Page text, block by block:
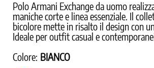
Polo Armani Exchange da uomo
maniche corte e linea essenziale. Il
bicolore mette in risalto il design con
Ideale per outfit casual e
Colore: BIANCO